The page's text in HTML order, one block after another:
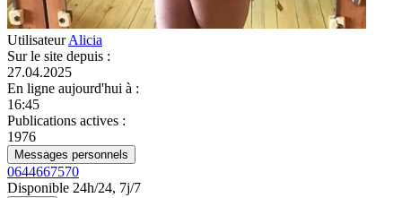
UtilisateurAlicia
Sur le site depuis :
27.04.2025
En ligne aujourd'hui à :
16:45
Publications actives :
1976
Messages personnels
0644667570
Disponible 24h/24, 7j/7